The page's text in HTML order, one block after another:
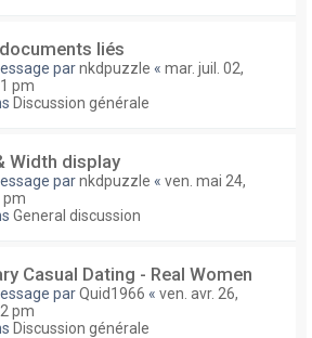
liés
parnkdpuzzle « mar. juil. 02,
pm
Discussion générale
Width display
parnkdpuzzle « ven. mai 24,
pm
General discussion
Сasual Dating - Real Women
parQuid1966 « ven. avr. 26,
pm
Discussion générale